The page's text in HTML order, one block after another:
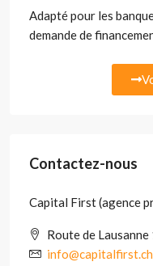
Adapté pour les
demande de
Contactez-nous
Capital First (agence
Route de
info@capitalfirst.ch